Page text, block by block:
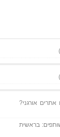
אתרים אורגני?
בראשית